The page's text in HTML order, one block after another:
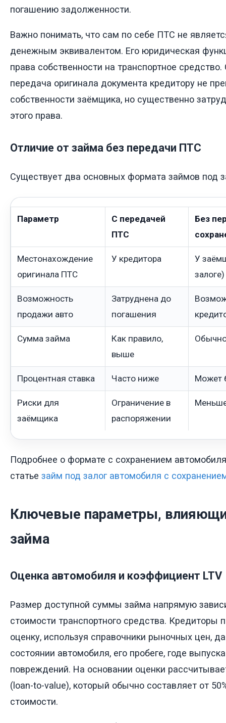
погашению задолженности.
Важно понимать, что сам по себе ПТС не
денежным эквивалентом. Его юридическая
права собственности на транспортное средство.
передача оригинала документа кредитору не
собственности заёмщика, но существенно
этого права.
Отличие от займа без передачи ПТС
Существует два основных формата займов под
Параметр
С передачей
ПТС
Без
Местонахождение
оригинала ПТС
У кредитора
У
залоге)
Возможность
продажи авто
Затруднена до
погашения
Сумма займа
Как правило,
выше
Процентная ставка Часто ниже Может
Риски для
заёмщика
Ограничение в
распоряжении
Подробнее о формате с сохранением
статье займ под залог автомобиля с
Ключевые параметры,
займа
Оценка автомобиля и коэффициент LTV
Размер доступной суммы займа напрямую
стоимости транспортного средства. Кредиторы
оценку, используя справочники рыночных цен,
состоянии автомобиля, его пробеге, годе
повреждений. На основании оценки
(loan-to-value), который обычно составляет от
стоимости.